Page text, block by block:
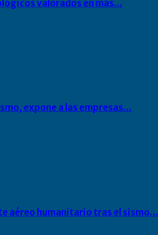
valorados en más…
expone a las empresas…
aéreo humanitario tras el sismo…